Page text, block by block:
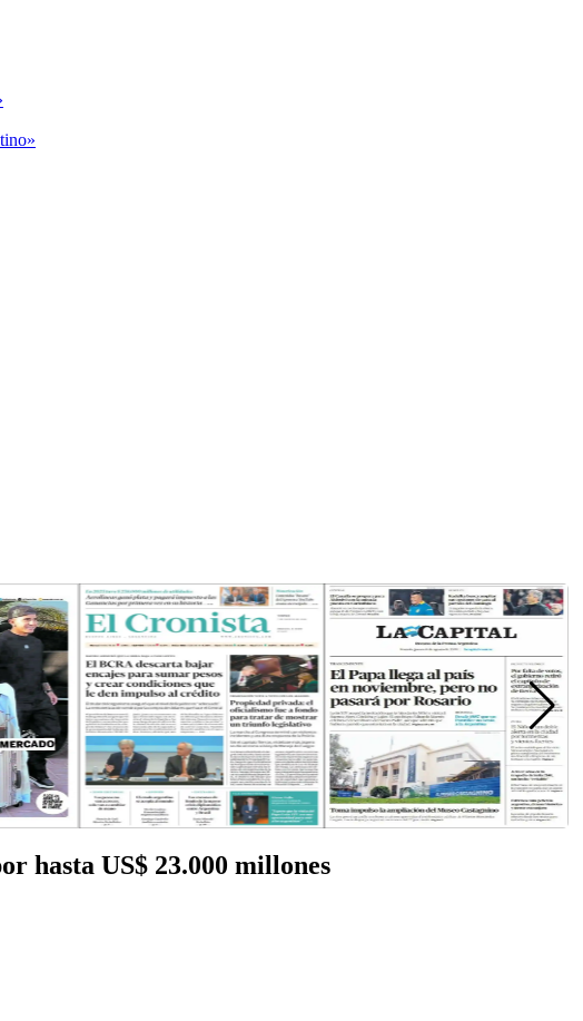
hasta US$ 23.000 millones